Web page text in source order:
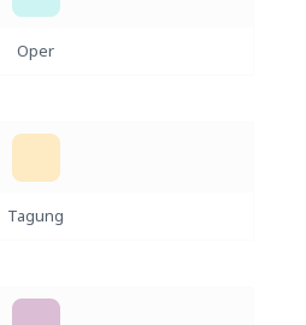
Oper
Tagung